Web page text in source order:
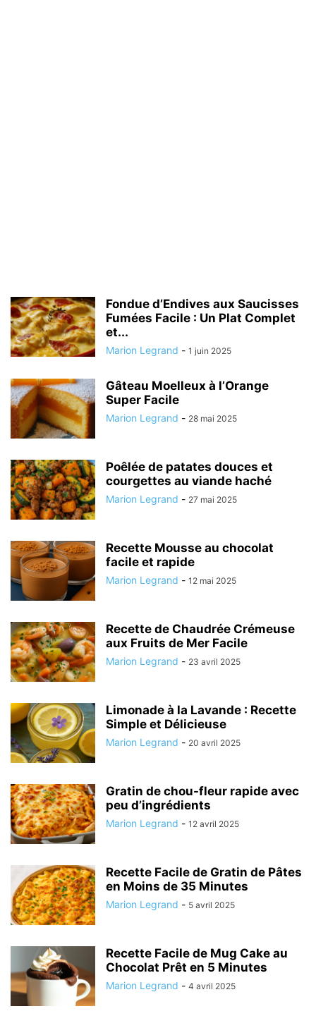
Fondue d’Endives aux Saucisses
Fumées Facile : Un Plat Complet
et...
Marion Legrand - 1 juin 2025
Gâteau Moelleux à l’Orange
Super Facile
Marion Legrand - 28 mai 2025
Poêlée de patates douces et
courgettes au viande haché
Marion Legrand - 27 mai 2025
Recette Mousse au chocolat
facile et rapide
Marion Legrand - 12 mai 2025
Recette de Chaudrée Crémeuse
aux Fruits de Mer Facile
Marion Legrand - 23 avril 2025
Limonade à la Lavande : Recette
Simple et Délicieuse
Marion Legrand - 20 avril 2025
Gratin de chou-fleur rapide avec
peu d’ingrédients
Marion Legrand - 12 avril 2025
Recette Facile de Gratin de Pâtes
en Moins de 35 Minutes
Marion Legrand - 5 avril 2025
Recette Facile de Mug Cake au
Chocolat Prêt en 5 Minutes
Marion Legrand - 4 avril 2025